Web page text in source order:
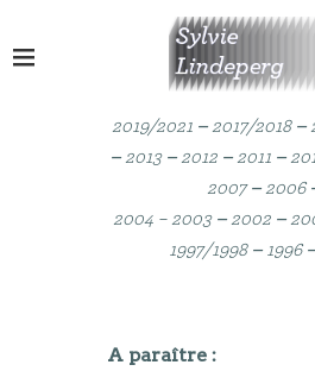
2019/2021 – 2017/2018–
– 2013– 2012– 2011–
2007– 2006
2004 – 2003– 2002 –
1997/1998– 1996
A paraître :